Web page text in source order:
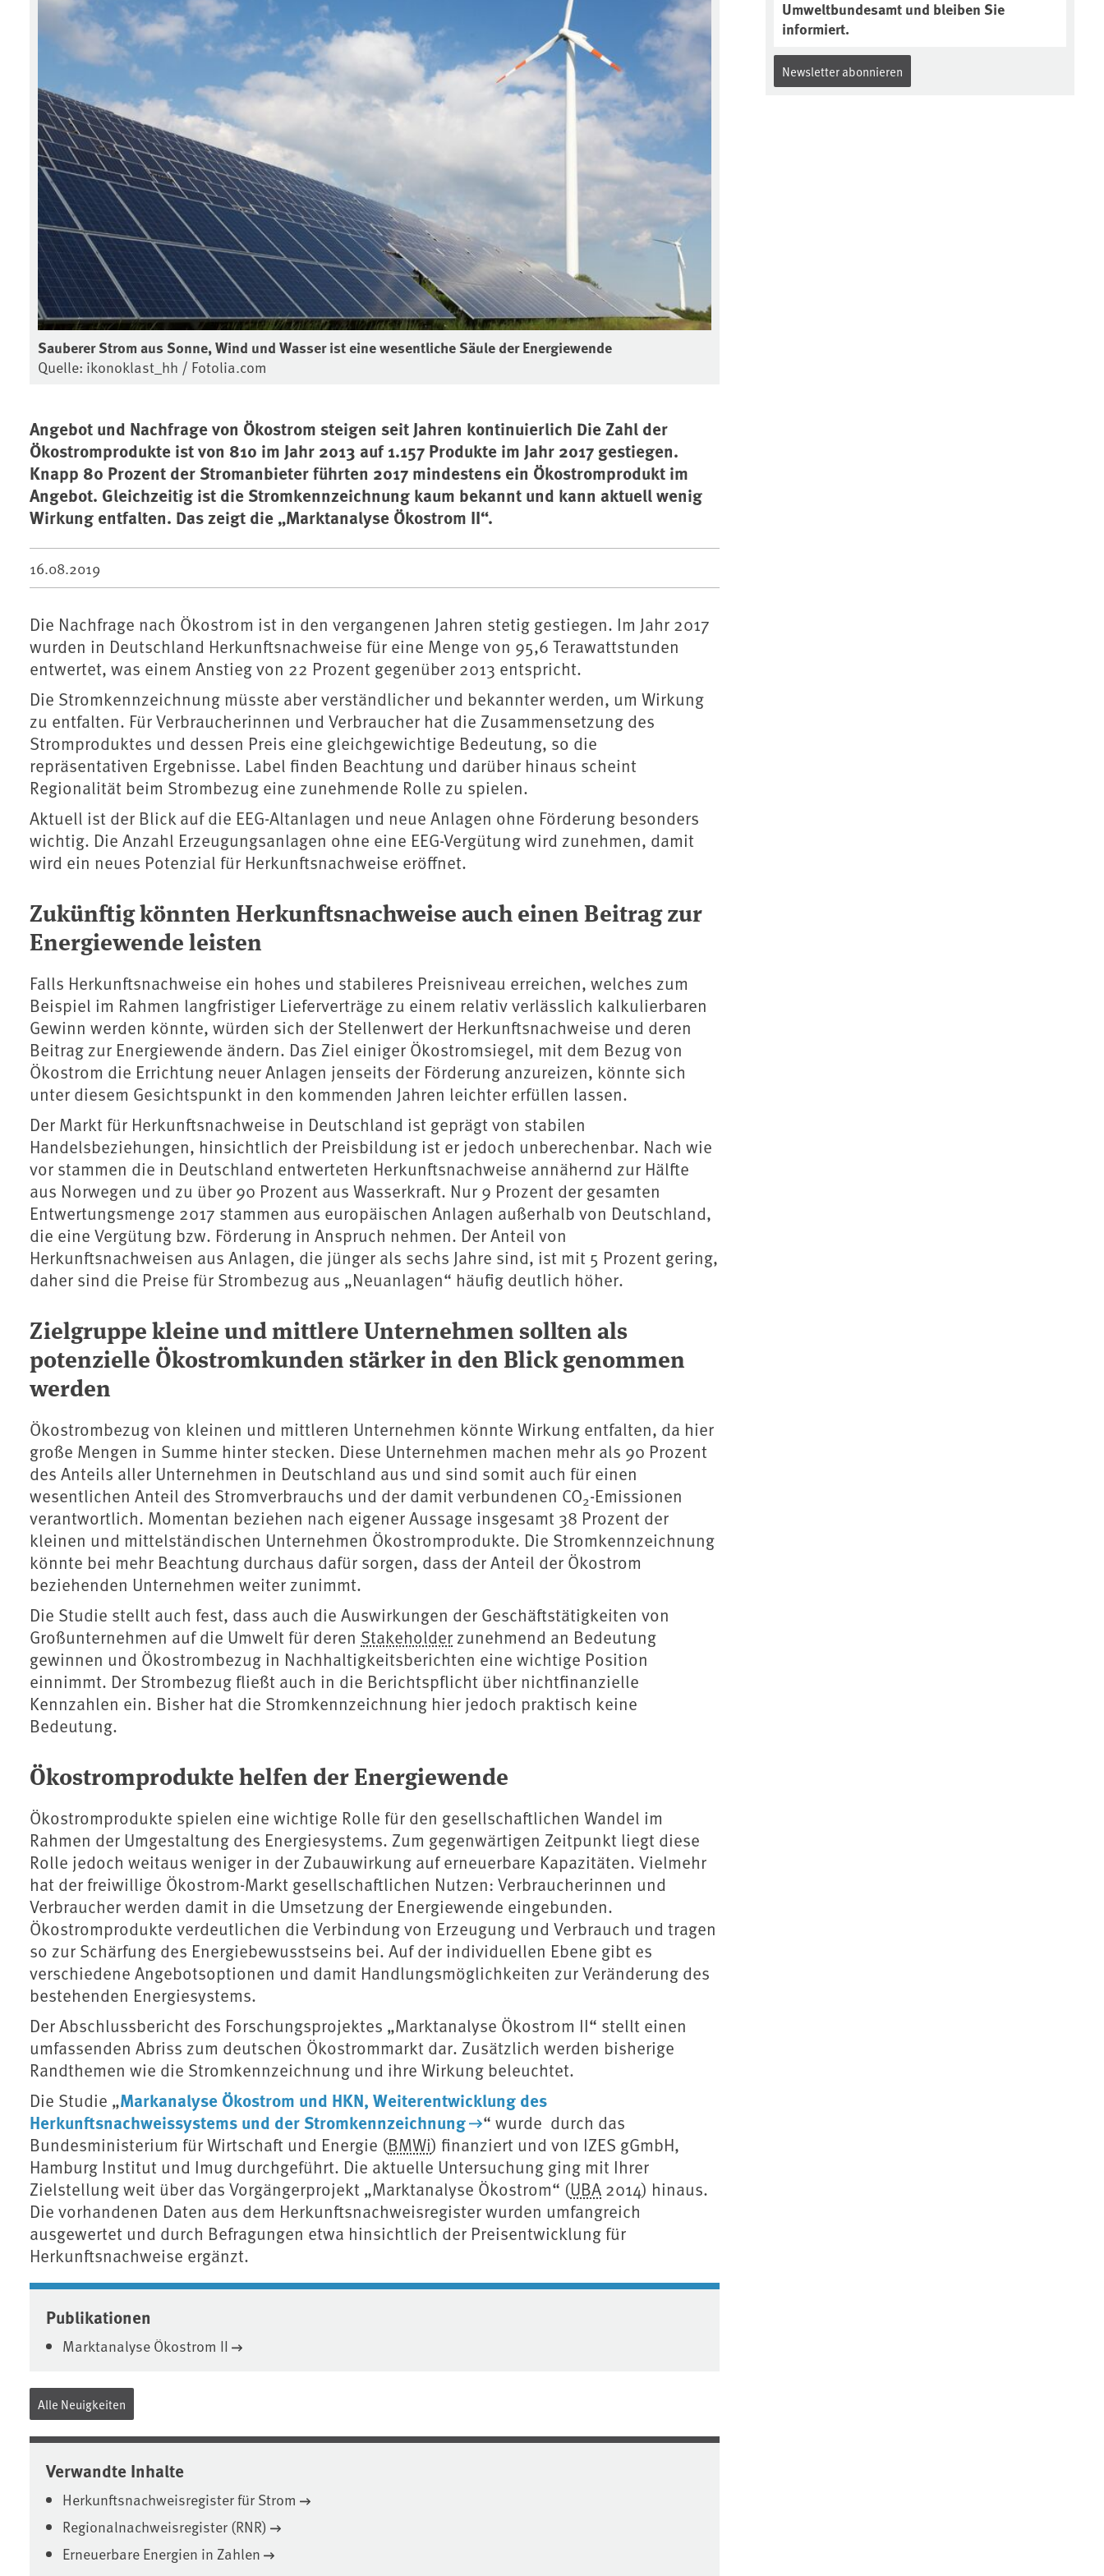
Sauberer Strom aus Sonne, Wind und Wasser ist eine wesentliche Säule der Energiewende
Quelle: ikonoklast_hh / Fotolia.com
Angebot und Nachfrage von Ökostrom steigen seit Jahren kontinuierlich Die Zahl der
Ökostromprodukte ist von 810 im Jahr 2013 auf 1.157 Produkte im Jahr 2017 gestiegen.
Knapp 80 Prozent der Stromanbieter führten 2017 mindestens ein Ökostromprodukt im
Angebot. Gleichzeitig ist die Stromkennzeichnung kaum bekannt und kann aktuell wenig
Wirkung entfalten. Das zeigt die „Marktanalyse Ökostrom II“.
16.08.2019
Die Nachfrage nach Ökostrom ist in den vergangenen Jahren stetig gestiegen. Im Jahr 2017
wurden in Deutschland Herkunftsnachweise für eine Menge von 95,6 Terawattstunden
entwertet, was einem Anstieg von 22 Prozent gegenüber 2013 entspricht.
Die Stromkennzeichnung müsste aber verständlicher und bekannter werden, um Wirkung
zu entfalten. Für Verbraucherinnen und Verbraucher hat die Zusammensetzung des
Stromproduktes und dessen Preis eine gleichgewichtige Bedeutung, so die
repräsentativen Ergebnisse. Label finden Beachtung und darüber hinaus scheint
Regionalität beim Strombezug eine zunehmende Rolle zu spielen.
Aktuell ist der Blick auf die EEG-Altanlagen und neue Anlagen ohne Förderung besonders
wichtig. Die Anzahl Erzeugungsanlagen ohne eine EEG-Vergütung wird zunehmen, damit
wird ein neues Potenzial für Herkunftsnachweise eröffnet.
Zukünftig könnten Herkunftsnachweise auch einen Beitrag zur
Energiewende leisten
Falls Herkunftsnachweise ein hohes und stabileres Preisniveau erreichen, welches zum
Beispiel im Rahmen langfristiger Lieferverträge zu einem relativ verlässlich kalkulierbaren
Gewinn werden könnte, würden sich der Stellenwert der Herkunftsnachweise und deren
Beitrag zur Energiewende ändern. Das Ziel einiger Ökostromsiegel, mit dem Bezug von
Ökostrom die Errichtung neuer Anlagen jenseits der Förderung anzureizen, könnte sich
unter diesem Gesichtspunkt in den kommenden Jahren leichter erfüllen lassen.
Der Markt für Herkunftsnachweise in Deutschland ist geprägt von stabilen
Handelsbeziehungen, hinsichtlich der Preisbildung ist er jedoch unberechenbar. Nach wie
vor stammen die in Deutschland entwerteten Herkunftsnachweise annähernd zur Hälfte
aus Norwegen und zu über 90 Prozent aus Wasserkraft. Nur 9 Prozent der gesamten
Entwertungsmenge 2017 stammen aus europäischen Anlagen außerhalb von Deutschland,
die eine Vergütung bzw. Förderung in Anspruch nehmen. Der Anteil von
Herkunftsnachweisen aus Anlagen, die jünger als sechs Jahre sind, ist mit 5 Prozent gering,
daher sind die Preise für Strombezug aus „Neuanlagen“ häufig deutlich höher.
Zielgruppe kleine und mittlere Unternehmen sollten als
potenzielle Ökostromkunden stärker in den Blick genommen
werden
Ökostrombezug von kleinen und mittleren Unternehmen könnte Wirkung entfalten, da hier
große Mengen in Summe hinter stecken. Diese Unternehmen machen mehr als 90 Prozent
des Anteils aller Unternehmen in Deutschland aus und sind somit auch für einen
wesentlichen Anteil des Stromverbrauchs und der damit verbundenen CO2-Emissionen
verantwortlich. Momentan beziehen nach eigener Aussage insgesamt 38 Prozent der
kleinen und mittelständischen Unternehmen Ökostromprodukte. Die Stromkennzeichnung
könnte bei mehr Beachtung durchaus dafür sorgen, dass der Anteil der Ökostrom
beziehenden Unternehmen weiter zunimmt.
Die Studie stellt auch fest, dass auch die Auswirkungen der Geschäftstätigkeiten von
Großunternehmen auf die Umwelt für deren Stakeholder zunehmend an Bedeutung
gewinnen und Ökostrombezug in Nachhaltigkeitsberichten eine wichtige Position
einnimmt. Der Strombezug fließt auch in die Berichtspflicht über nichtfinanzielle
Kennzahlen ein. Bisher hat die Stromkennzeichnung hier jedoch praktisch keine
Bedeutung.
Ökostromprodukte helfen der Energiewende
Ökostromprodukte spielen eine wichtige Rolle für den gesellschaftlichen Wandel im
Rahmen der Umgestaltung des Energiesystems. Zum gegenwärtigen Zeitpunkt liegt diese
Rolle jedoch weitaus weniger in der Zubauwirkung auf erneuerbare Kapazitäten. Vielmehr
hat der freiwillige Ökostrom-Markt gesellschaftlichen Nutzen: Verbraucherinnen und
Verbraucher werden damit in die Umsetzung der Energiewende eingebunden.
Ökostromprodukte verdeutlichen die Verbindung von Erzeugung und Verbrauch und tragen
so zur Schärfung des Energiebewusstseins bei. Auf der individuellen Ebene gibt es
verschiedene Angebotsoptionen und damit Handlungsmöglichkeiten zur Veränderung des
bestehenden Energiesystems.
Der Abschlussbericht des Forschungsprojektes „Marktanalyse Ökostrom II“ stellt einen
umfassenden Abriss zum deutschen Ökostrommarkt dar. Zusätzlich werden bisherige
Randthemen wie die Stromkennzeichnung und ihre Wirkung beleuchtet.
Die Studie „Markanalyse Ökostrom und HKN, Weiterentwicklung des
Herkunftsnachweissystems und der Stromkennzeichnung
“ wurde durch das
Bundesministerium für Wirtschaft und Energie (BMWi) finanziert und von IZES gGmbH,
Hamburg Institut und Imug durchgeführt. Die aktuelle Untersuchung ging mit Ihrer
Zielstellung weit über das Vorgängerprojekt „Marktanalyse Ökostrom“ (UBA 2014) hinaus.
Die vorhandenen Daten aus dem Herkunftsnachweisregister wurden umfangreich
ausgewertet und durch Befragungen etwa hinsichtlich der Preisentwicklung für
Herkunftsnachweise ergänzt.
Associated content
Publikationen
Marktanalyse Ökostrom II
Alle Neuigkeiten
Verwandte Inhalte
Herkunftsnachweisregister für Strom
Regionalnachweisregister (RNR)
Erneuerbare Energien in Zahlen
Umweltbundesamt und bleiben Sie
informiert.
Newsletter abonnieren